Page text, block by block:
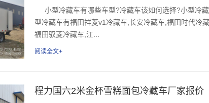
小型冷藏车有哪些车型?冷藏车该如何选择?小型冷
型冷藏车有福田祥菱v1冷藏车,长安冷藏车,福田时代冷
福田驭菱冷藏车,江...
阅读全文+
程力国六2米金杯雪糕面包冷藏车厂家报价